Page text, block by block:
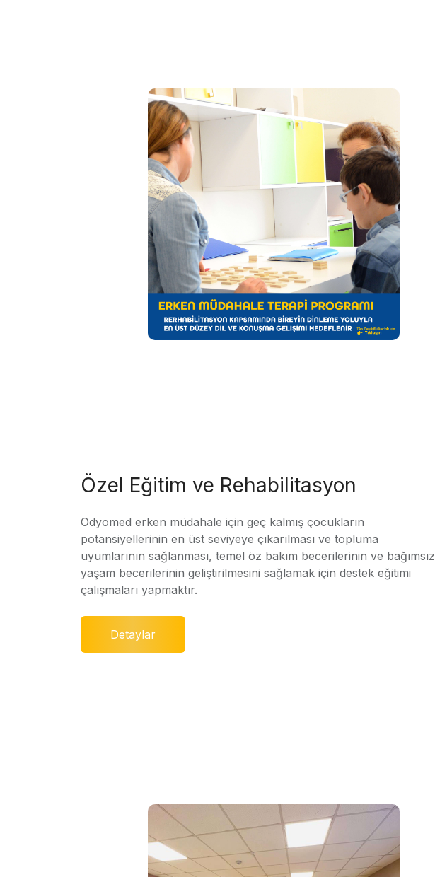
Özel Eğitim ve Rehabilitasyon
Odyomed erken müdahale için geç kalmış çocukların
potansiyellerinin en üst seviyeye çıkarılması ve topluma
uyumlarının sağlanması, temel öz bakım becerilerinin ve bağımsız
yaşam becerilerinin geliştirilmesini sağlamak için destek eğitimi
çalışmaları yapmaktır.
Detaylar